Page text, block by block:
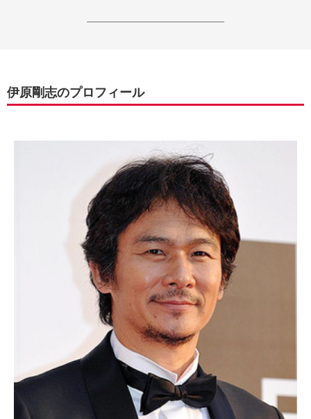
------------------------------------------------------------------
伊原剛志のプロフィール